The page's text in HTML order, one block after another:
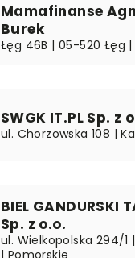
Mamafinanse
Burek
Łęg 46B | 05-520 Łęg
SWGK IT.PL Sp. z
ul. Chorzowska 108 |
BIEL GANDURSKI
Sp. z o.o.
ul. Wielkopolska 294/1
| Pomorskie